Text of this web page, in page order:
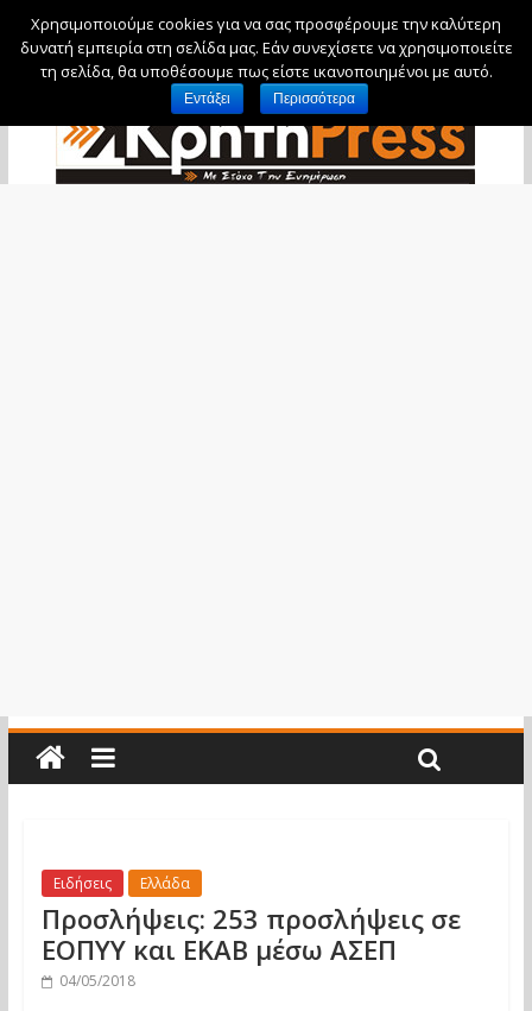
Δευτέρα, 10 Αυγούστου, 2026
Ειδήσεις Ελλάδα
Προσλήψεις: 253 προσλήψεις σε
ΕΟΠΥΥ και ΕΚΑΒ μέσω ΑΣΕΠ
04/05/2018
Χρησιμοποιούμε cookies για να σας προσφέρουμε την καλύτερη
δυνατή εμπειρία στη σελίδα μας. Εάν συνεχίσετε να χρησιμοποιείτε
τη σελίδα, θα υποθέσουμε πως είστε ικανοποιημένοι με αυτό.
Εντάξει Περισσότερα